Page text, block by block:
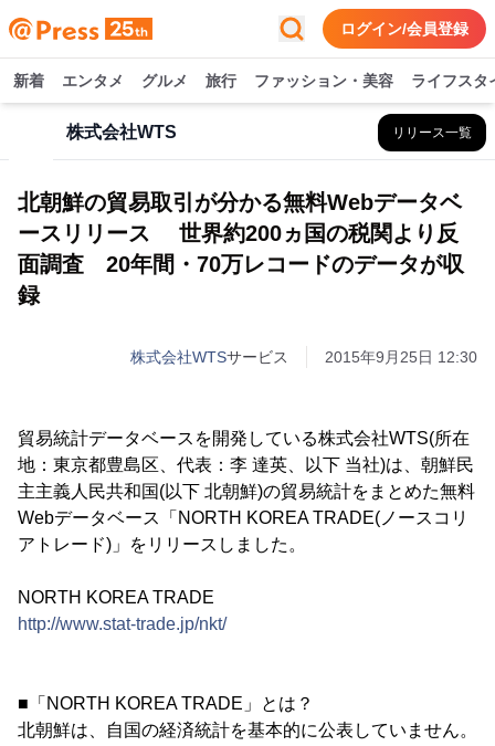
ログイン/会員登録
新着 エンタメ グルメ 旅行 ファッション・美容 ライフスタ
株式会社WTS リリース一覧
北朝鮮の貿易取引が分かる無料Webデータベ
ースリリース 世界約200ヵ国の税関より反
面調査 20年間・70万レコードのデータが収
録
株式会社WTSサービス 2015年9月25日 12:30
貿易統計データベースを開発している株式会社WTS(所在
地：東京都豊島区、代表：李 達英、以下 当社)は、朝鮮民
主主義人民共和国(以下 北朝鮮)の貿易統計をまとめた無料
Webデータベース「NORTH KOREA TRADE(ノースコリ
アトレード)」をリリースしました。
NORTH KOREA TRADE
http://www.stat-trade.jp/nkt/
■「NORTH KOREA TRADE」とは？
北朝鮮は、自国の経済統計を基本的に公表していません。